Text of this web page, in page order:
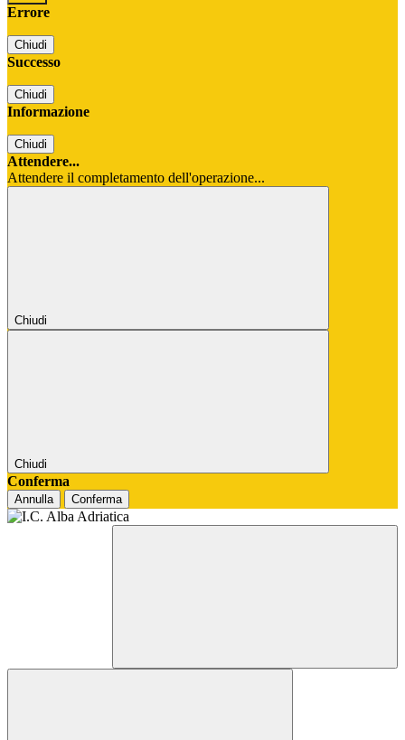
Errore
Chiudi
Successo
Chiudi
Informazione
Chiudi
Attendere...
Attendere il completamento dell'operazione...
Chiudi
Chiudi
Conferma
Annulla Conferma